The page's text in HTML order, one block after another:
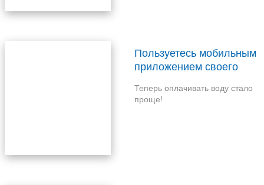
Пользуетесь мобильным
приложением своего
Теперь оплачивать воду стало
проще!